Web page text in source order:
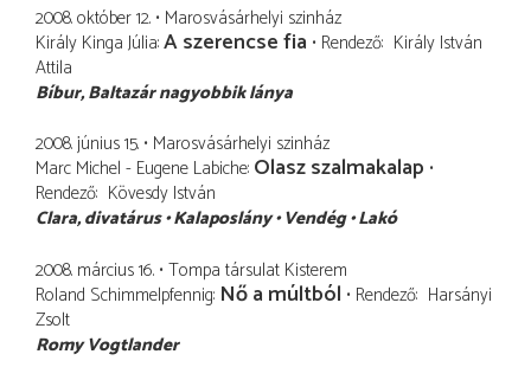
2008. október 12. Marosvásárhelyi szinház
Király Kinga Júlia A szerencse fia Rendező Király István
Attila
Bíbur Baltazár nagyobbik lánya
2008. június 15. Marosvásárhelyi szinház
Marc Michel - Eugene Labiche Olasz szalmakalap
Rendező Kövesdy István
Clara divatárus Kalaposlány Vendég Lakó
2008. március 16. Tompa társulat Kisterem
Roland Schimmelpfennig Nő a múltból Rendező Harsányi
Zsolt
Romy Vogtlander